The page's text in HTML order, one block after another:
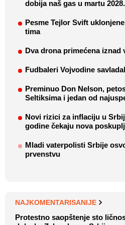
dobija naš gas u martu 2028.
Pesme Tejlor Svift
tima
Dva drona primećena iznad
Fudbaleri Vojvodine
Preminuo Don Nelson,
Seltiksima i jedan od
Novi rizici za inflaciju u
godine čekaju nova
Mladi vaterpolisti Srbije
prvenstvu
NAJKOMENTARISANIJE
Protestno saopštenje sto